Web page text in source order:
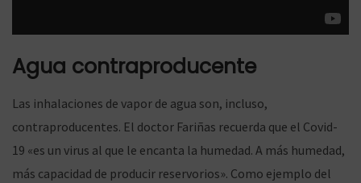
Agua contraproducente
Las inhalaciones de vapor de agua son, incluso,
contraproducentes. El doctor Fariñas recuerda que el Covid-
19 «es un virus al que le encanta la humedad. A más humedad,
más capacidad de producir reservorios». Como ejemplo del